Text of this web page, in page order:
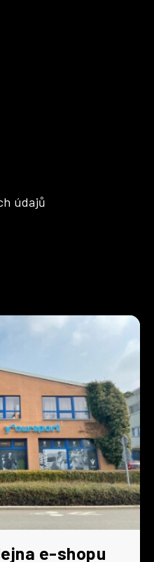
údajů
e-shopu